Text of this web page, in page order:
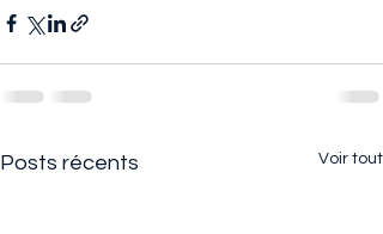
Posts récents Voir tout